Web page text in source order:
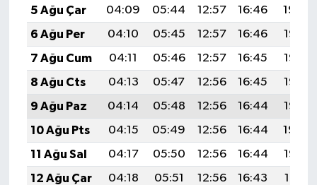
5 Ağu Çar
04:09 05:44 12:57 16:46
19:59
6 Ağu Per
04:10 05:45 12:57 16:46
19:58
7 Ağu Cum
04:11 05:46 12:57 16:45
19:57
8 Ağu Cts
04:13 05:47 12:56 16:45
19:56
9 Ağu Paz
04:14 05:48 12:56 16:44
19:55
10 Ağu Pts
04:15 05:49 12:56 16:44
19:54
11 Ağu Sal
04:17 05:50 12:56 16:44
19:52
12 Ağu Çar
04:18 05:51 12:56 16:43
19:51